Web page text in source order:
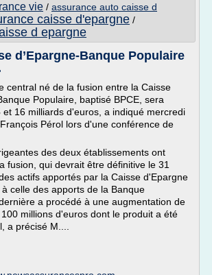
vie / assurance auto caisse d
caisse d'epargne /
d epargne
d’Epargne-Banque Populaire
central né de la fusion entre la Caisse
Populaire, baptisé BPCE, sera
et 16 milliards d'euros, a indiqué mercredi
Pérol lors d'une conférence de
des deux établissements ont
fusion, qui devrait être définitive le 31
actifs apportés par la Caisse d'Epargne
celle des apports de la Banque
a procédé à une augmentation de
millions d'euros dont le produit a été
a précisé M....